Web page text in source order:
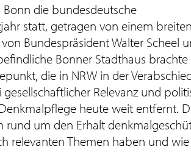
die bundesdeutsche
statt, getragen von einem breiten
Bundespräsident Walter Scheel
Bonner Stadthaus brachte
die in NRW in der
Relevanz und
heute weit entfernt.
um den Erhalt
relevanten Themen haben und